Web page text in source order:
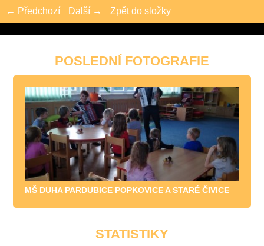
← Předchozí Další → Zpět do složky
POSLEDNÍ FOTOGRAFIE
MŠ DUHA PARDUBICE POPKOVICE A STARÉ ČIVICE
STATISTIKY